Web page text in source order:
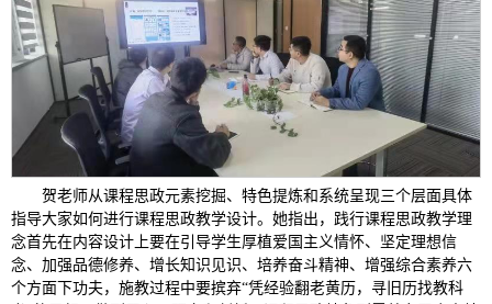
贺老师从课程思政元素挖掘、特色提炼和系统呈现三个层面具体
指导大家如何进行课程思政教学设计。她指出，践行课程思政教学理
念首先在内容设计上要在引导学生厚植爱国主义情怀、坚定理想信
念、加强品德修养、增长知识见识、培养奋斗精神、增强综合素养六
个方面下功夫，施教过程中要摈弃“凭经验翻老黄历，寻旧历找教科